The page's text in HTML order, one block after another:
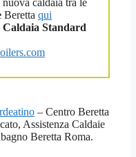
caldaia tra le
Beretta qui
Caldaia Standard
– Centro Beretta
Assistenza Caldaie
Beretta Roma.